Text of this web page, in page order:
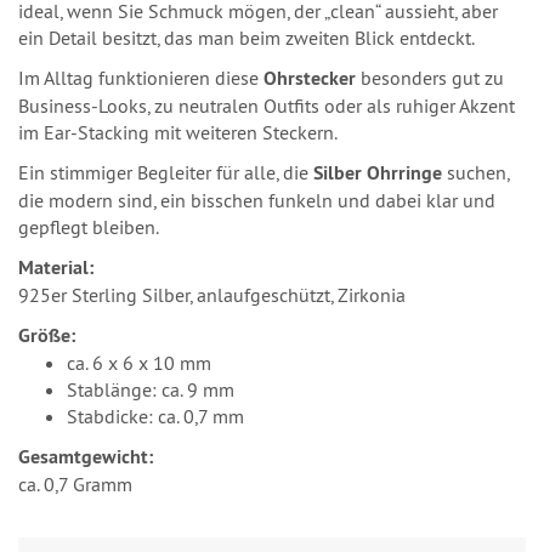
ideal, wenn Sie Schmuck mögen, der „clean“ aussieht, aber
ein Detail besitzt, das man beim zweiten Blick entdeckt.
Im Alltag funktionieren diese Ohrstecker besonders gut zu
Business‑Looks, zu neutralen Outfits oder als ruhiger Akzent
im Ear‑Stacking mit weiteren Steckern.
Ein stimmiger Begleiter für alle, die Silber Ohrringe suchen,
die modern sind, ein bisschen funkeln und dabei klar und
gepflegt bleiben.
Material:
925er Sterling Silber, anlaufgeschützt, Zirkonia
Größe:
ca. 6 x 6 x 10 mm
Stablänge: ca. 9 mm
Stabdicke: ca. 0,7 mm
Gesamtgewicht:
ca. 0,7 Gramm